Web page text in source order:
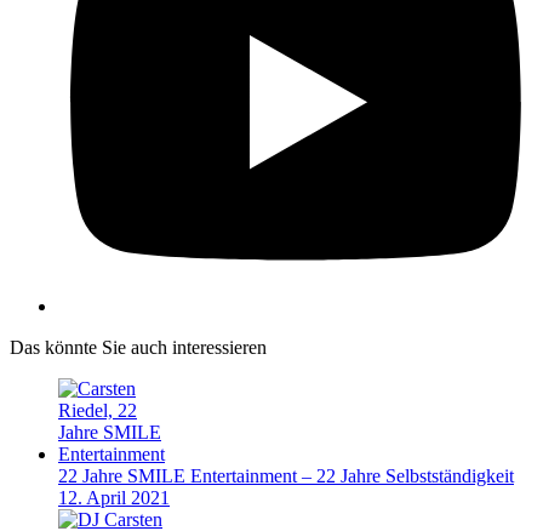
Das könnte Sie auch interessieren
22 Jahre SMILE Entertainment – 22 Jahre Selbstständigkeit
12. April 2021